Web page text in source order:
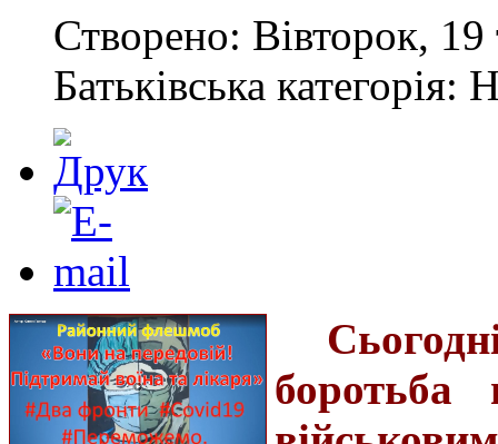
Створено: Вівторок,
Батьківська категорія: